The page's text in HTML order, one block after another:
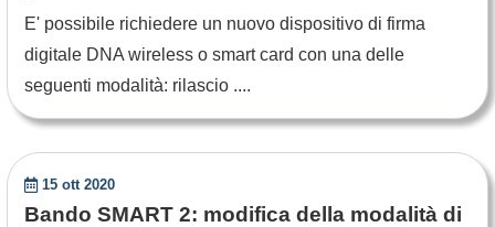
E' possibile richiedere un nuovo dispositivo di firma
digitale DNA wireless o smart card con una delle
seguenti modalità: rilascio ....
15 ott 2020
Bando SMART 2: modifica della modalità di